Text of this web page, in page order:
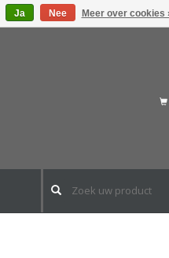
Ja Nee Meer over cookies